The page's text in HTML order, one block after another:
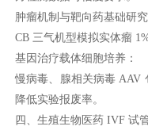
肿瘤机制与靶向药基础研
CB 三气机型模拟实体瘤
基因治疗载体细胞培养：
慢病毒、腺相关病毒 AAV
降低实验报废率。
四、生殖生物医药 IVF 试